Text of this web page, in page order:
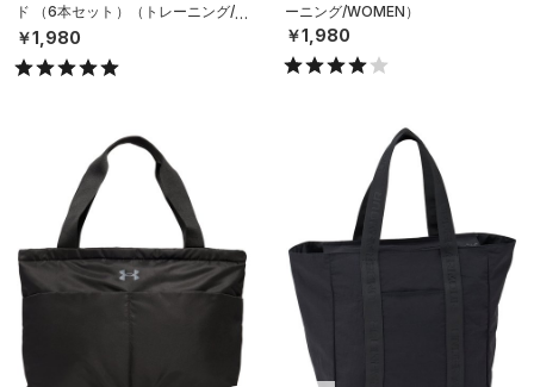
ド （6本セット）（トレーニング/W
OMEN）
￥1,980
ーニング/WOMEN）
￥1,980